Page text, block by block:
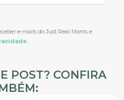
e-mails do Just Real Moms e
POST? CONFIRA